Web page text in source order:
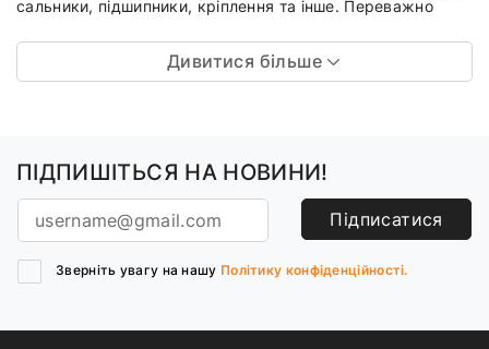
сальники, підшипники, кріплення та інше. Переважно
Дивитися більше
ПІДПИШІТЬСЯ НА НОВИНИ!
Підписатися
Зверніть увагу на нашу Політику конфіденційності.